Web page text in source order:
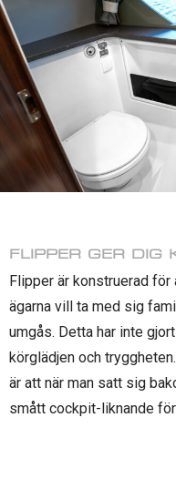
FLIPPER GER DIG
Flipper är konstruerad för
ägarna vill ta med sig
umgås. Detta har inte
körglädjen och
är att när man satt sig
smått cockpit-liknande